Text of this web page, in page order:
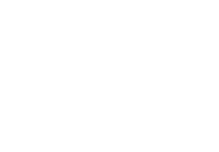
ย่างนี้ต่างกันยังไง